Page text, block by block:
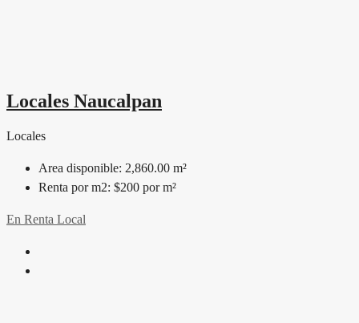
Locales Naucalpan
Locales
Area disponible: 2,860.00 m²
Renta por m2: $200 por m²
En Renta Local